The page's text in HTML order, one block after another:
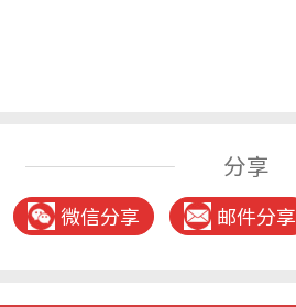
分享
微信分享 邮件分享